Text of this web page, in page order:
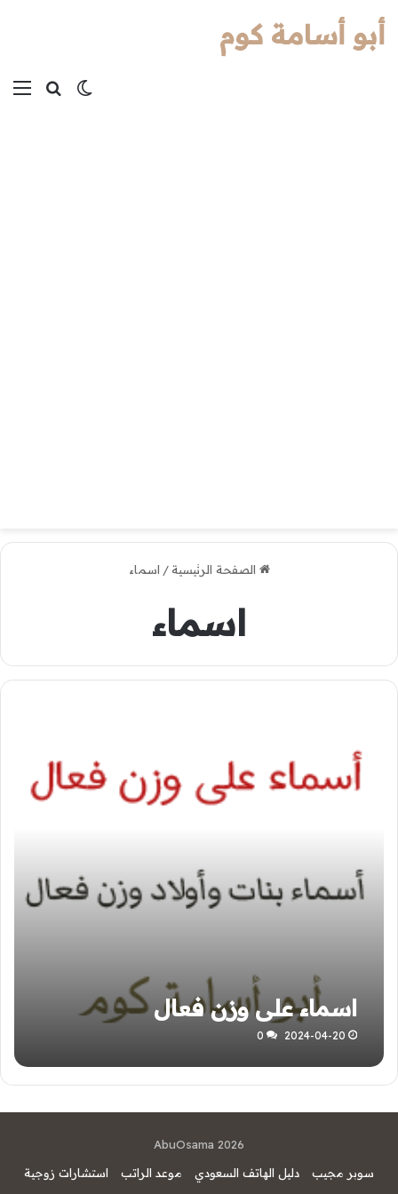
بحثالوضع
أبو أسامة كوم
الصفحة الرئيسية / اسماء
اسماء
اسماء على وزن فعال
2024-04-20
0
AbuOsama 2026
سوبر مجيب
دليل الهاتف السعودي موعد الراتب استشارات زوجية